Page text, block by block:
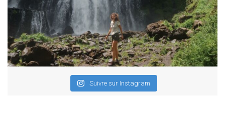
Suivre sur Instagram